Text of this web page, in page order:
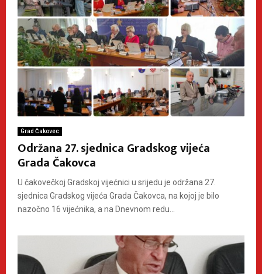
Grad Čakovec
Održana 27. sjednica Gradskog vijeća
Grada Čakovca
U čakovečkoj Gradskoj vijećnici u srijedu je održana 27.
sjednica Gradskog vijeća Grada Čakovca, na kojoj je bilo
nazočno 16 vijećnika, a na Dnevnom redu...